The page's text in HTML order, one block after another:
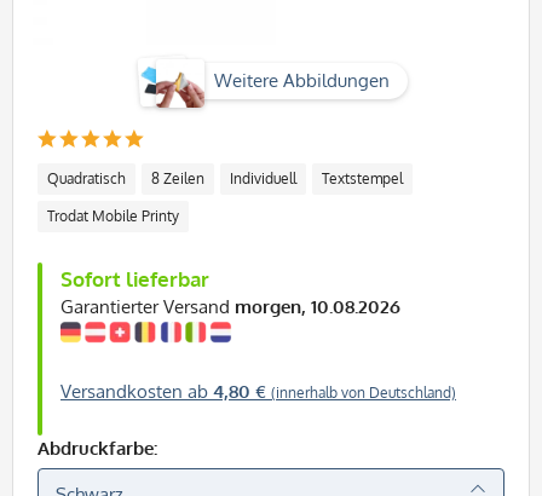
Weitere Abbildungen
Quadratisch 8 Zeilen Individuell Textstempel
Trodat Mobile Printy
Sofort lieferbar
Garantierter Versand morgen, 10.08.2026
Versandkosten ab 4,80 € (innerhalb von Deutschland)
Abdruckfarbe: